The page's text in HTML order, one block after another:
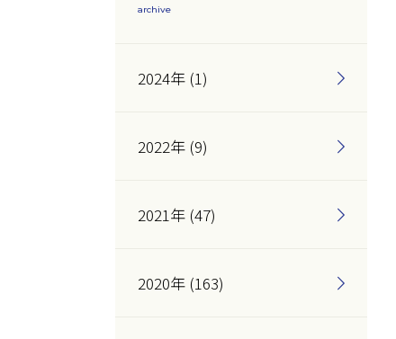
archive
2024年 (1)
2022年 (9)
2021年 (47)
2020年 (163)